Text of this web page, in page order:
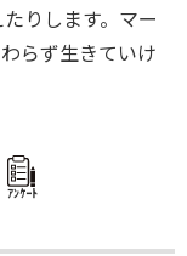
りします。マー
らず生きていけ
ｱﾝｹｰﾄ